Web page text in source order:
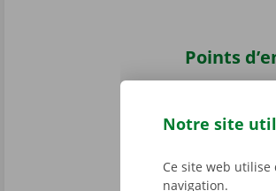
Points
Récupérez
Pick-up Point
transports
Notre site
Ce site web
navigation.